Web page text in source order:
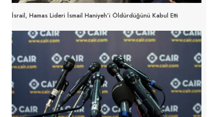
İsrail, Hamas Lideri İsmail Haniyeh’i Öldürdüğünü Kabul Etti